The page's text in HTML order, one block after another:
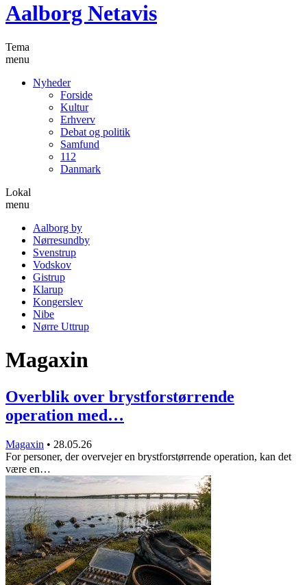
Aalborg Netavis
Tema
menu
Nyheder
Forside
Kultur
Erhverv
Debat og politik
Samfund
112
Danmark
Lokal
menu
Aalborg by
Nørresundby
Svenstrup
Vodskov
Gistrup
Klarup
Kongerslev
Nibe
Nørre Uttrup
Magaxin
Overblik over brystforstørrende
operation med…
Magaxin • 28.05.26
For personer, der overvejer en brystforstørrende operation, kan det
være en…